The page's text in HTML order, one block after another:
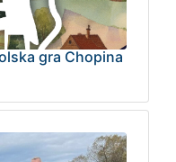
gra Chopina